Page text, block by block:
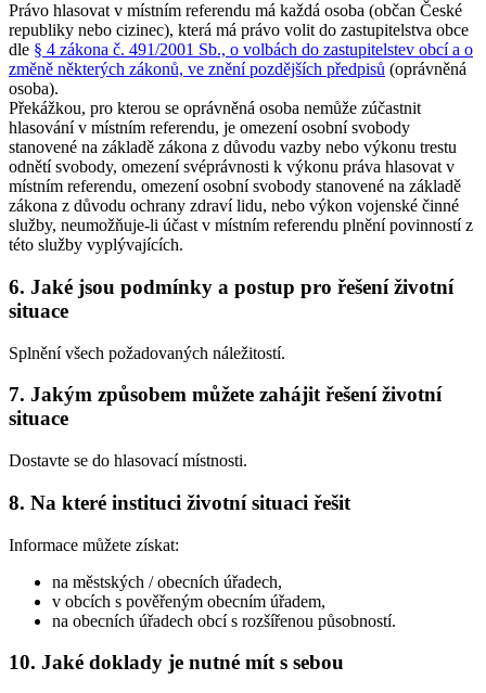
Právo hlasovat v místním referendu má každá osoba (občan České
republiky nebo cizinec), která má právo volit do zastupitelstva obce
dle § 4 zákona č. 491/2001 Sb., o volbách do zastupitelstev obcí a o
změně některých zákonů, ve znění pozdějších předpisů (oprávněná
osoba).
Překážkou, pro kterou se oprávněná osoba nemůže zúčastnit
hlasování v místním referendu, je omezení osobní svobody
stanovené na základě zákona z důvodu vazby nebo výkonu trestu
odnětí svobody, omezení svéprávnosti k výkonu práva hlasovat v
místním referendu, omezení osobní svobody stanovené na základě
zákona z důvodu ochrany zdraví lidu, nebo výkon vojenské činné
služby, neumožňuje-li účast v místním referendu plnění povinností z
této služby vyplývajících.
6. Jaké jsou podmínky a postup pro řešení životní
situace
Splnění všech požadovaných náležitostí.
7. Jakým způsobem můžete zahájit řešení životní
situace
Dostavte se do hlasovací místnosti.
8. Na které instituci životní situaci řešit
Informace můžete získat:
na městských / obecních úřadech,
v obcích s pověřeným obecním úřadem,
na obecních úřadech obcí s rozšířenou působností.
10. Jaké doklady je nutné mít s sebou